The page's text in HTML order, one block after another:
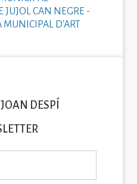
JUJOL CAN NEGRE -
MUNICIPAL D'ART
DESPÍ